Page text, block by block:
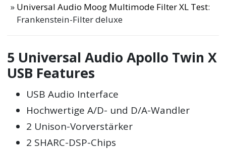
Universal Audio Moog Multimode Filter XL Test:
Frankenstein-Filter deluxe
5 Universal Audio Apollo Twin X
USB Features
USB Audio Interface
Hochwertige A/D- und D/A-Wandler
2 Unison-Vorverstärker
2 SHARC-DSP-Chips